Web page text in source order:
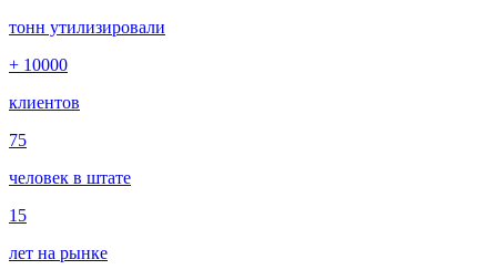
тонн утилизировали
+ 10000
клиентов
75
человек в штате
15
лет на рынке